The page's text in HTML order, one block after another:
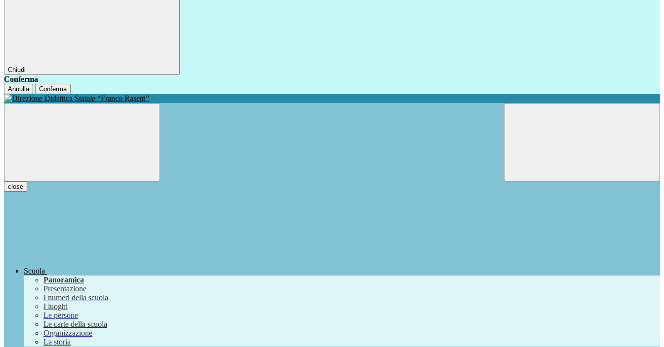
Chiudi
Conferma
Annulla Conferma
close
Scuola
Panoramica
Presentazione
I numeri della scuola
I luoghi
Le persone
Le carte della scuola
Organizzazione
La storia